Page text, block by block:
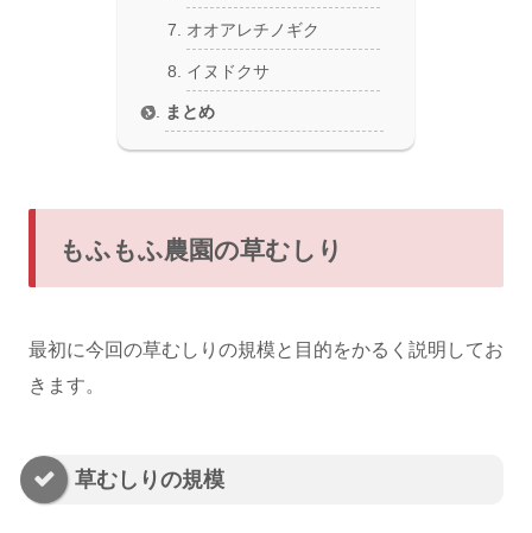
オオアレチノギク
イヌドクサ
まとめ
もふもふ農園の草むしり
最初に今回の草むしりの規模と目的をかるく説明してお
きます。
草むしりの規模